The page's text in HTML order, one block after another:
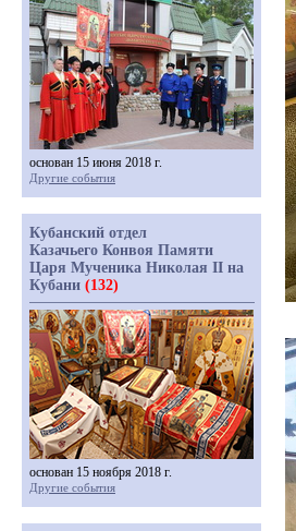
основан 15 июня 2018 г.
Другие события
Кубанский отдел
Казачьего Конвоя Памяти
Царя Мученика Николая II на
Кубани (132)
основан 15 ноября 2018 г.
Другие события